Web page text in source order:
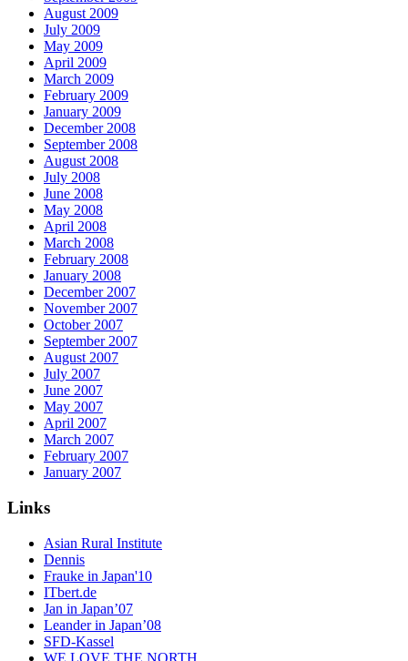
August 2009
July 2009
May 2009
April 2009
March 2009
February 2009
January 2009
December 2008
September 2008
August 2008
July 2008
June 2008
May 2008
April 2008
March 2008
February 2008
January 2008
December 2007
November 2007
October 2007
September 2007
August 2007
July 2007
June 2007
May 2007
April 2007
March 2007
February 2007
January 2007
Links
Asian Rural Institute
Dennis
Frauke in Japan'10
ITbert.de
Jan in Japan’07
Leander in Japan’08
SFD-Kassel
WE LOVE THE NORTH